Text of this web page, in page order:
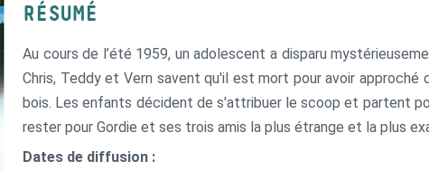
RÉSUMÉ
Au cours de l’été 1959, un adolescent a disparu
Chris, Teddy et Vern savent qu'il est mort pour avoir
bois. Les enfants décident de s'attribuer le scoop et partent
rester pour Gordie et ses trois amis la plus étrange et la plus
Dates de diffusion :